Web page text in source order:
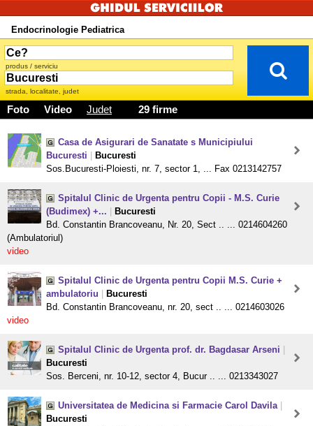
Endocrinologie Pediatrica
produs / serviciu
strada, localitate, judet
Foto Video Judet 29 firme
Casa de Asigurari de Sanatate s Municipiului
Bucuresti
Bucuresti
Sos.Bucuresti-Ploiesti, nr. 7, sector 1, ... Fax 0213142757
Spitalul Clinic de Urgenta pentru Copii - M.S. Curie
(Budimex) +...
Bucuresti
Bd. Constantin Brancoveanu, Nr. 20, Sect .. ... 0214604260
(Ambulatoriul)
video
Spitalul Clinic de Urgenta pentru Copii M.S. Curie +
ambulatoriu
Bucuresti
Bd. Constantin Brancoveanu, nr. 20, sect .. ... 0214603026
video
Spitalul Clinic de Urgenta prof. dr. Bagdasar Arseni
Bucuresti
Sos. Berceni, nr. 10-12, sector 4, Bucur .. ... 0213343027
Universitatea de Medicina si Farmacie Carol Davila
Bucuresti